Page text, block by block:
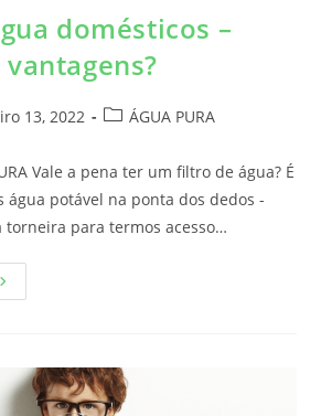
domésticos –
13, 2022 ÁGUA PURA
Vale a pena ter um filtro de água? É
potável na ponta dos dedos -
para termos acesso…